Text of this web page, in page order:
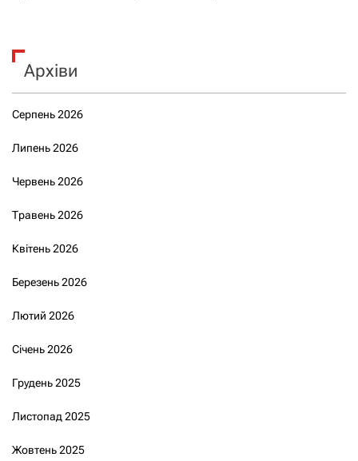
Архіви
Серпень 2026
Липень 2026
Червень 2026
Травень 2026
Квітень 2026
Березень 2026
Лютий 2026
Січень 2026
Грудень 2025
Листопад 2025
Жовтень 2025